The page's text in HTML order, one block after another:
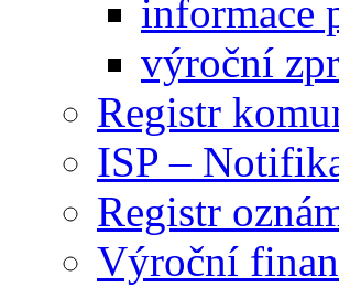
informace
výroční
Registr
ISP –
Registr
Výroční